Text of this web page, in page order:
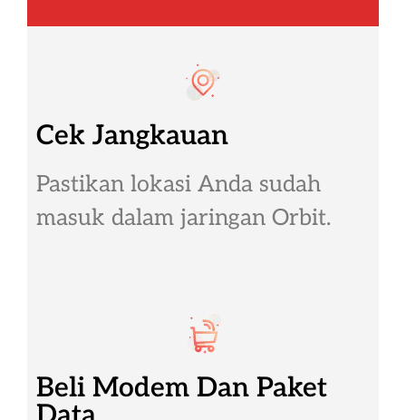
Cek Jangkauan
Pastikan lokasi Anda sudah
masuk dalam jaringan Orbit.
Beli Modem Dan Paket